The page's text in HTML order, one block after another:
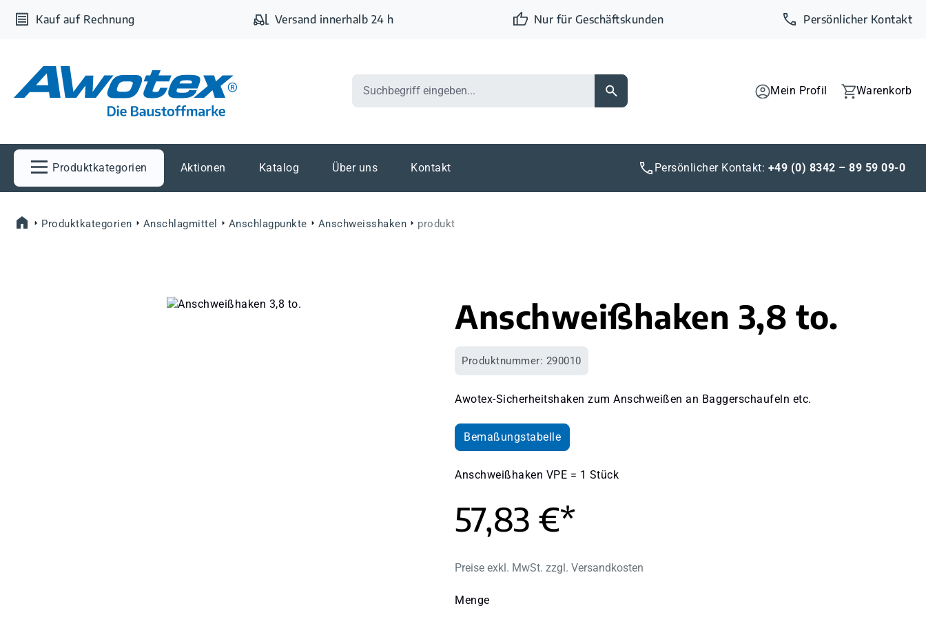
Hauptinhalt springen
Zur Suche springen
Zur Hauptnavigation springen
Kauf auf Rechnung Versand innerhalb 24 h Nur für Geschäftskunden Persönlicher Kontakt
Mein Profil Warenkorb
Produktkategorien Aktionen Katalog Über uns Kontakt Persönlicher Kontakt: +49 (0) 8342 – 89 59 09-0
Produktkategorien Anschlagmittel Anschlagpunkte Anschweisshaken produkt
Anschweißhaken 3,8 to.
Produktnummer: 290010
Awotex-Sicherheitshaken zum Anschweißen an Baggerschaufeln etc.
Bemaßungstabelle
Anschweißhaken VPE = 1 Stück
57,83 €*
Preise exkl. MwSt. zzgl. Versandkosten